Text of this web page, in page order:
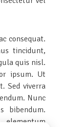
consequat.
tincidunt,
quis nisl.
ipsum. Ut
Sed viverra
Nunc
bibendum.